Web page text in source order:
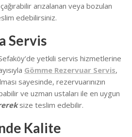
arızalanan veya bozulan
edebilirsiniz.
Servis
yetkili servis hizmetlerine
Gömme Rezervuar Servis,
sayesinde, rezervuarınızın
ve uzman ustaları ile en uygun
size teslim edebilir.
Kalite